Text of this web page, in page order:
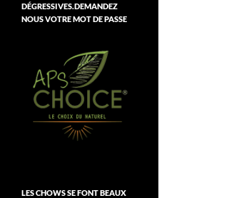
DÉGRESSIVES.DEMANDEZ
NOUS VOTRE MOT DE PASSE
LES CHOWS SE FONT BEAUX